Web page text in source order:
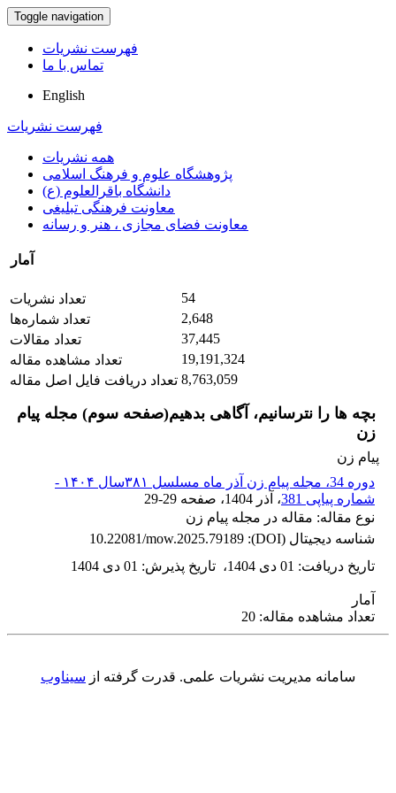
Toggle navigation
فهرست نشریات
تماس با ما
English
فهرست نشریات
همه نشریات
پژوهشگاه علوم و فرهنگ اسلامی
دانشگاه باقرالعلوم (ع)
معاونت فرهنگی تبلیغی
معاونت فضای مجازی ، هنر و رسانه
آمار
تعداد نشریات
54
تعداد شماره‌ها
2,648
تعداد مقالات
37,445
تعداد مشاهده مقاله
19,191,324
تعداد دریافت فایل اصل مقاله 8,763,059
بچه ها را نترسانیم، آگاهی بدهیم(صفحه سوم) مجله پیام
زن
پیام زن
دوره 34، مجله پیام زن آذر ماه مسلسل ۳۸۱سال ۱۴۰۴ -
شماره پیاپی 381
، آذر 1404 ، صفحه 29-29
نوع مقاله: مقاله در مجله پیام زن
شناسه دیجیتال (DOI):
10.22081/mow.2025.79189
تاریخ دریافت: 01 دی 1404 ، تاریخ پذیرش: 01 دی 1404
آمار
تعداد مشاهده مقاله: 20
سامانه مدیریت نشریات علمی. قدرت گرفته از سیناوب